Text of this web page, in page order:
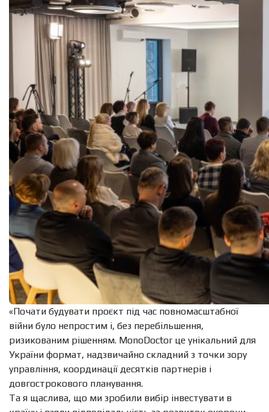
«Почати будувати проєкт під час повномасштабної
війни було непростим і, без перебільшення,
ризикованим рішенням. MonoDoctor це унікальний для
України формат, надзвичайно складний з точки зору
управління, координації десятків партнерів і
довгострокового планування.
Та я щаслива, що ми зробили вибір інвестувати в